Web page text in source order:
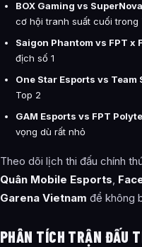
BOX Gaming vs SuperNova
cơ hội tranh suất cuối trong
Saigon Phantom vs FPT x
địch số 1
One Star Esports vs Team
Top 2
GAM Esports vs FPT
vọng dù rất nhỏ
Theo dõi lịch thi đấu chính
Quân Mobile Esports
Garena Vietnam để không
PHÂN TÍCH TRẬN ĐẤU